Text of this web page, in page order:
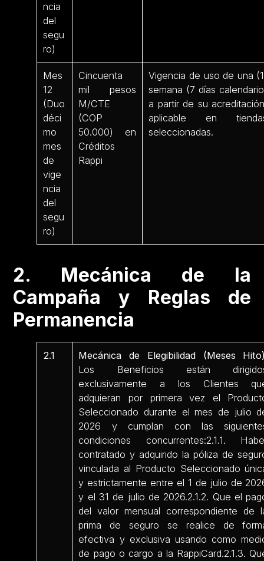
ncia
del
segu
ro)
Mes
12
(Duo
déci
mo
mes
de
vige
ncia
del
segu
ro)
Cincuenta
mil pesos
M/CTE
(COP
50.000) en
Créditos
Rappi
Vigencia de uso de una
semana (7 días
a partir de su
aplicable en
seleccionadas.
2. Mecánica de la
Campaña y Reglas de
Permanencia
2.1
Mecánica de Elegibilidad (Meses
Los Beneficios están
exclusivamente a los Clientes
adquieran por primera vez el
Seleccionado durante el mes de julio
2026 y cumplan con las
condiciones concurrentes:2.1.1.
contratado y adquirido la póliza de
vinculada al Producto Seleccionado
y estrictamente entre el 1 de julio de
y el 31 de julio de 2026.2.1.2. Que el
del valor mensual correspondiente de
prima de seguro se realice de
efectiva y exclusiva usando como
de pago o cargo a la RappiCard.2.1.3.